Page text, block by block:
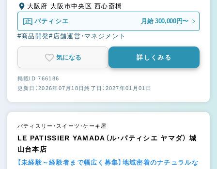
大阪府 大阪市中央区 西心斎橋
[正] パティシエ 月給 300,000円〜
#商品開発#店舗運営・マネジメント
気になる 詳しくみる
掲載ID 766186
更新日：2026年07月18日終了日：2027年01月01日
パティスリー・スイーツ・ケーキ屋
LE PATISSIER YAMADA（ル・パティシエ ヤマダ） 城
山台本店
【未経験～経験者まで幅広く募集】地域密着のナチュラルな